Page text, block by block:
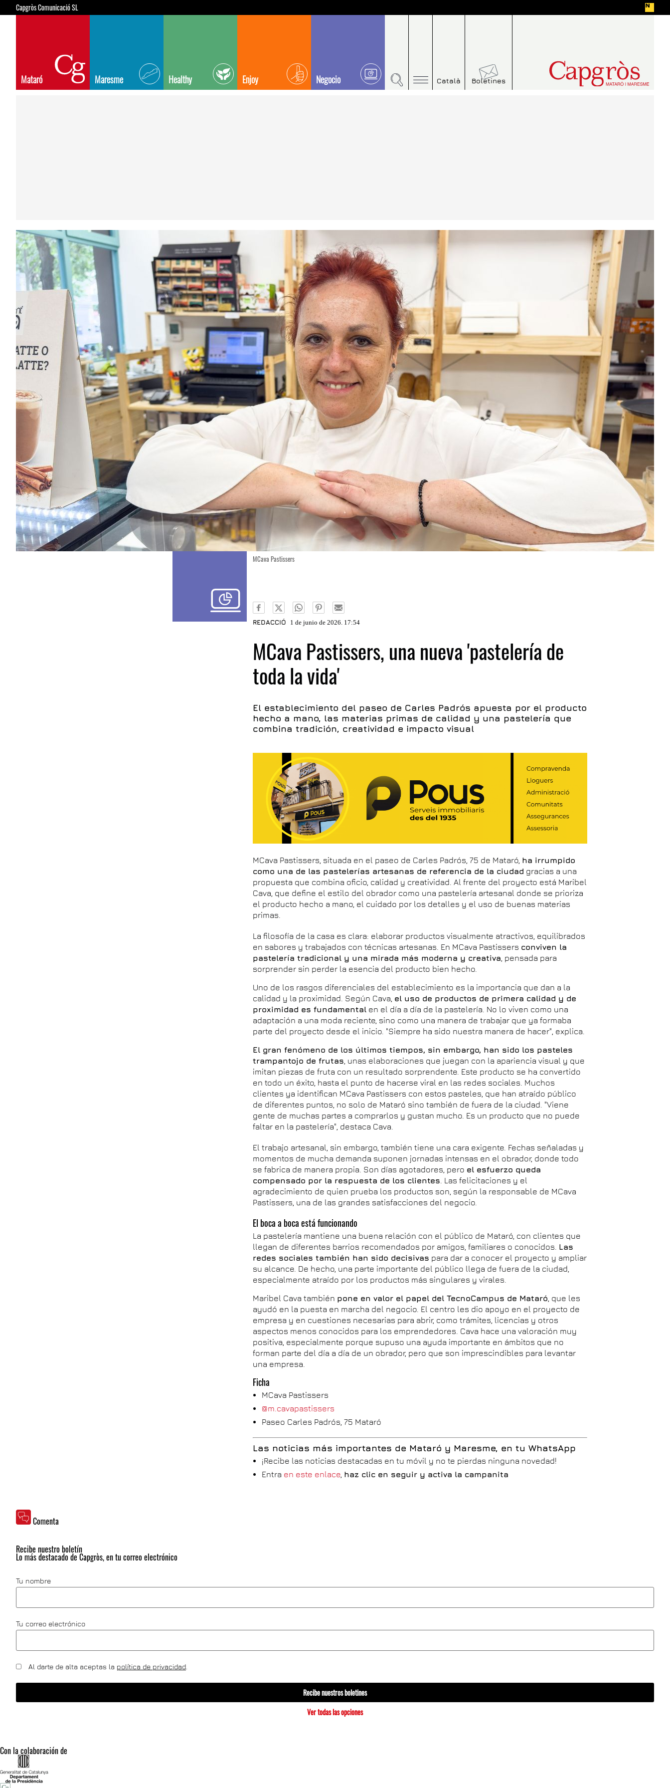
Capgròs Comunicació SL
Mataró Maresme Healthy Enjoy Negocio Català Boletines
MCava Pastissers
REDACCIÓ 1 de junio de 2026. 17:54
MCava Pastissers, una nueva 'pastelería de
toda la vida'
El establecimiento del paseo de Carles Padrós apuesta por el producto
hecho a mano, las materias primas de calidad y una pastelería que
combina tradición, creatividad e impacto visual
MCava Pastissers, situada en el paseo de Carles Padrós, 75 de Mataró, ha irrumpido
como una de las pastelerías artesanas de referencia de la ciudad gracias a una
propuesta que combina oficio, calidad y creatividad. Al frente del proyecto está Maribel
Cava, que define el estilo del obrador como una pastelería artesanal donde se prioriza
el producto hecho a mano, el cuidado por los detalles y el uso de buenas materias
primas.
La filosofía de la casa es clara: elaborar productos visualmente atractivos, equilibrados
en sabores y trabajados con técnicas artesanas. En MCava Pastissers conviven la
pastelería tradicional y una mirada más moderna y creativa , pensada para
sorprender sin perder la esencia del producto bien hecho.
Uno de los rasgos diferenciales del establecimiento es la importancia que dan a la
calidad y la proximidad. Según Cava, el uso de productos de primera calidad y de
proximidad es fundamental en el día a día de la pastelería. No lo viven como una
adaptación a una moda reciente, sino como una manera de trabajar que ya formaba
parte del proyecto desde el inicio. "Siempre ha sido nuestra manera de hacer", explica.
El gran fenómeno de los últimos tiempos, sin embargo, han sido los pasteles
trampantojo de frutas , unas elaboraciones que juegan con la apariencia visual y que
imitan piezas de fruta con un resultado sorprendente. Este producto se ha convertido
en todo un éxito, hasta el punto de hacerse viral en las redes sociales. Muchos
clientes ya identifican MCava Pastissers con estos pasteles, que han atraído público
de diferentes puntos, no solo de Mataró sino también de fuera de la ciudad. "Viene
gente de muchas partes a comprarlos y gustan mucho. Es un producto que no puede
faltar en la pastelería", destaca Cava.
El trabajo artesanal, sin embargo, también tiene una cara exigente. Fechas señaladas y
momentos de mucha demanda suponen jornadas intensas en el obrador, donde todo
se fabrica de manera propia. Son días agotadores, pero el esfuerzo queda
compensado por la respuesta de los clientes . Las felicitaciones y el
agradecimiento de quien prueba los productos son, según la responsable de MCava
Pastissers, una de las grandes satisfacciones del negocio.
El boca a boca está funcionando
La pastelería mantiene una buena relación con el público de Mataró, con clientes que
llegan de diferentes barrios recomendados por amigos, familiares o conocidos. Las
redes sociales también han sido decisivas para dar a conocer el proyecto y ampliar
su alcance. De hecho, una parte importante del público llega de fuera de la ciudad,
especialmente atraído por los productos más singulares y virales.
Maribel Cava también pone en valor el papel del TecnoCampus de Mataró , que les
ayudó en la puesta en marcha del negocio. El centro les dio apoyo en el proyecto de
empresa y en cuestiones necesarias para abrir, como trámites, licencias y otros
aspectos menos conocidos para los emprendedores. Cava hace una valoración muy
positiva, especialmente porque supuso una ayuda importante en ámbitos que no
forman parte del día a día de un obrador, pero que son imprescindibles para levantar
una empresa.
Ficha
MCava Pastissers
@m.cavapastissers
Paseo Carles Padrós, 75 Mataró
Las noticias más importantes de Mataró y Maresme, en tu WhatsApp
¡Recibe las noticias destacadas en tu móvil y no te pierdas ninguna novedad!
Entra en este enlace haz clic en seguir y activa la campanita
Comenta
Recibe nuestro boletín
Lo más destacado de Capgròs, en tu correo electrónico
Tu nombre
Tu correo electrónico
Al darte de alta aceptas la política de privacidad
Recibe nuestros boletines
Ver todas las opciones
Con la colaboración de